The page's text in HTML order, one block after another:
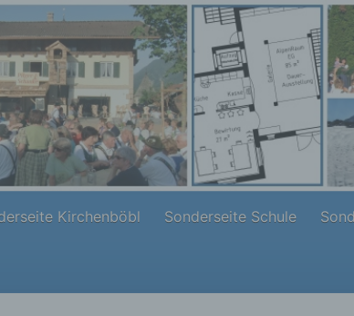
Kirchenböbl Sonderseite Schule